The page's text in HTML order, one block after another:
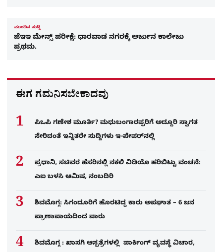
ಮುಂದಿನ ಸುದ್ದಿ
ಜೆಇಇ ಮೇನ್ಸ್ ಪರೀಕ್ಷೆ: ಧಾರವಾಡ ನಗರಕ್ಕೆ ಅರ್ಜುನ ಕಾಲೇಜು
ಪ್ರಥಮ.
ಈಗ ಗಮನಿಸಬೇಕಾದವು
ಪಿಒಪಿ ಗಣೇಶ ಮೂರ್ತಿ? ಮಧುಬಂಗಾರಪ್ಪರಿಗೆ ಅದ್ದೂರಿ ಸ್ವಾಗತ
ಸೇರಿದಂತೆ ಇನ್ನಿತರೇ ಸುದ್ದಿಗಳು ಇ-ಪೇಪರ್​ನಲ್ಲಿ
ಪ್ರಧಾನಿ, ಸಚಿವರ ಹೆಸರಿನಲ್ಲಿ ನಕಲಿ ವಿಡಿಯೊ ಹರಿಬಿಟ್ಟು ವಂಚನೆ:
ಎಐ ಬಳಸಿ ಆಮಿಷ, ನಂಬದಿರಿ
ಶಿವಮೊಗ್ಗ: ಸಿಗಂದೂರಿಗೆ ಹೊರಟಿದ್ದ ಕಾರು ಅಪಘಾತ – 6 ಜನ
ಪ್ರಾಣಾಪಾಯದಿಂದ ಪಾರು
ಶಿವಮೊಗ್ಗ : ಖಾಸಗಿ ಆಸ್ಪತ್ರೆಗಳಲ್ಲಿ ಪಾರ್ಕಿಂಗ್​ ವ್ಯವಸ್ಥೆ ವಿಚಾರ,